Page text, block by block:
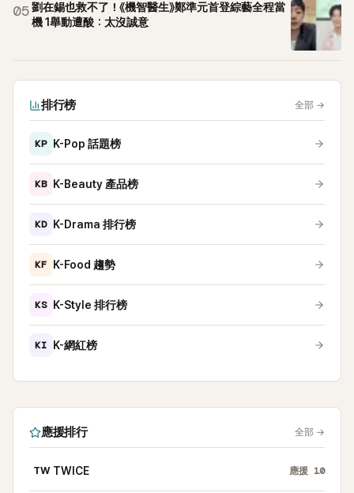
05劉在錫也救不了！《機智醫生》鄭準元首登綜藝全程當
機 1舉動遭酸：太沒誠意
排行榜 全部 →
KP K-Pop 話題榜
KB K-Beauty 產品榜
KD K-Drama 排行榜
KF K-Food 趨勢
KS K-Style 排行榜
KI K-網紅榜
應援排行 全部 →
TW TWICE 應援 10